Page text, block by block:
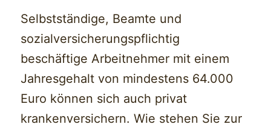
Selbstständige, Beamte und
sozialversicherungspflichtig
beschäftige Arbeitnehmer mit einem
Jahresgehalt von mindestens 64.000
Euro können sich auch privat
krankenversichern. Wie stehen Sie zur